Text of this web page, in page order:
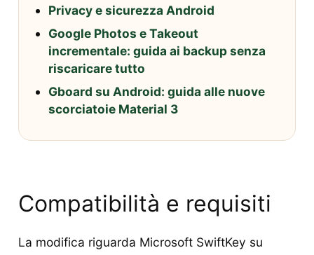
Privacy e sicurezza Android
Google Photos e Takeout
incrementale: guida ai backup senza
riscaricare tutto
Gboard su Android: guida alle nuove
scorciatoie Material 3
Compatibilità e requisiti
La modifica riguarda Microsoft SwiftKey su